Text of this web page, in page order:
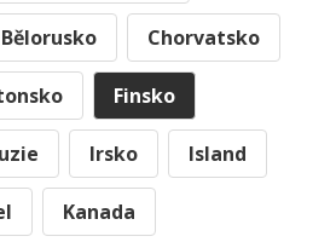
Bělorusko Chorvatsko
Finsko
Irsko Island
Kanada